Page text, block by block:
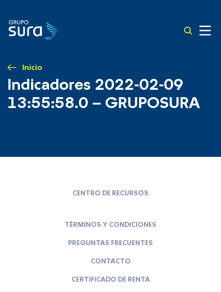
Inicio
Indicadores 2022-02-09
13:55:58.0 – GRUPOSURA
CENTRO DE RECURSOS
TÉRMINOS Y CONDICIONES
PREGUNTAS FRECUENTES
CONTACTO
CERTIFICADO DE RENTA